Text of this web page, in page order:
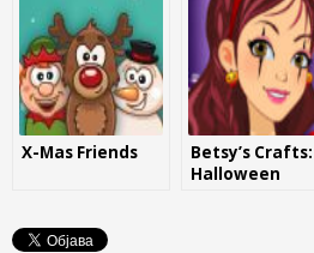
X-Mas Friends
Betsy’s Crafts:
Halloween